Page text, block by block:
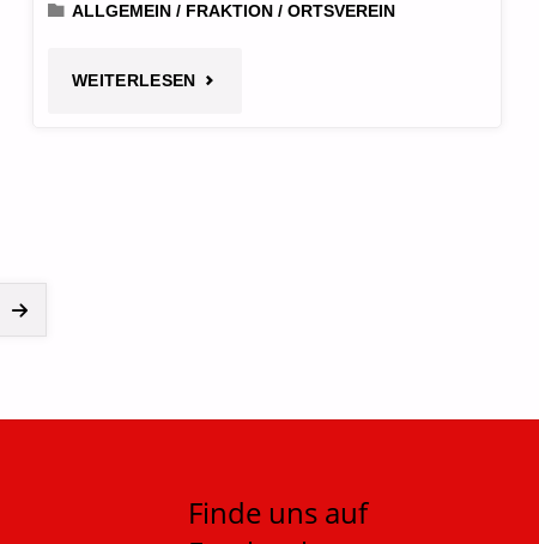
ALLGEMEIN / FRAKTION /ORTSVEREIN
WEITERLESEN"AN
Finde uns auf